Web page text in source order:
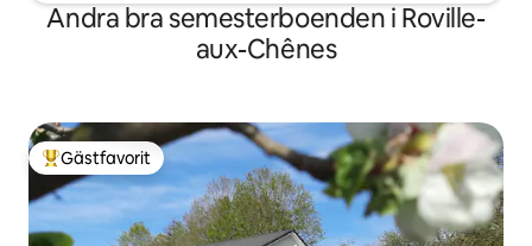
Andra bra semesterboenden i Roville-
aux-Chênes
Populär gästfavorit
Gästfavorit